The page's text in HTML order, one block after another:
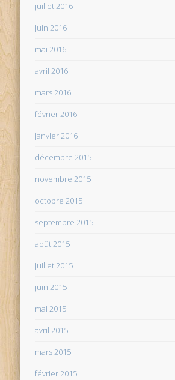
juillet 2016
juin 2016
mai 2016
avril 2016
mars 2016
février 2016
janvier 2016
décembre 2015
novembre 2015
octobre 2015
septembre 2015
août 2015
juillet 2015
juin 2015
mai 2015
avril 2015
mars 2015
février 2015